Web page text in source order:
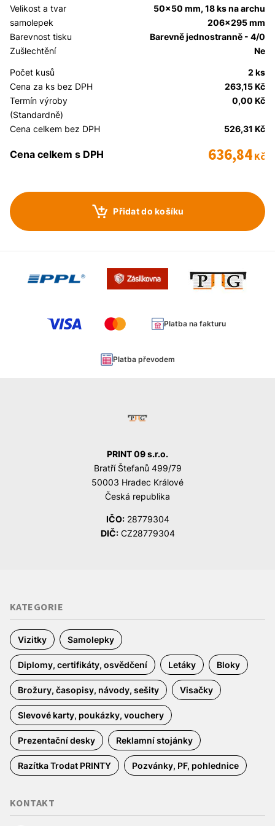
Velikost a tvar
samolepek
50x50 mm, 18 ks na archu
206x295 mm
Barevnost tisku
Barevně jednostranně - 4/0
Zušlechtění
Ne
Počet kusů
2 ks
Cena za ks bez DPH
263,15 Kč
Termín výroby
(Standardně)
0,00 Kč
Cena celkem bez DPH 526,31 Kč
Cena celkem s DPH 636,84 Kč
Přidat do košíku
Platba na fakturu
Platba převodem
PRINT 09 s.r.o.
Bratří Štefanů 499/79
50003 Hradec Králové
Česká republika
IČO:28779304
DIČ:CZ28779304
KATEGORIE
Vizitky Samolepky
Diplomy, certifikáty, osvědčení Letáky Bloky
Brožury, časopisy, návody, sešity Visačky
Slevové karty, poukázky, vouchery
Prezentační desky Reklamní stojánky
Razítka Trodat PRINTY Pozvánky, PF, pohlednice
KONTAKT